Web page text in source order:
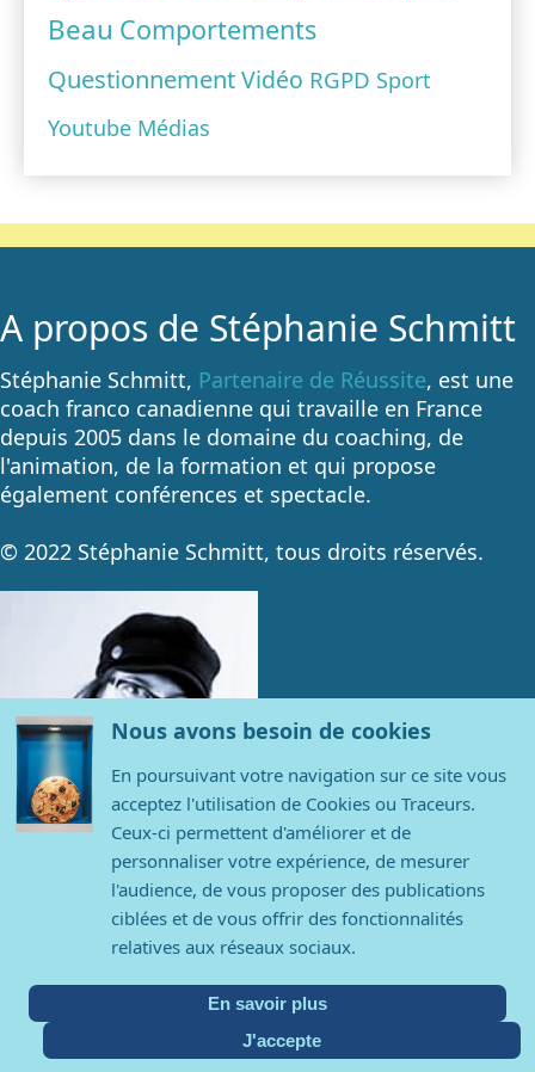
Beau Comportements
QuestionnementVidéo RGPD Sport
Youtube Médias
A propos de Stéphanie Schmitt
Stéphanie Schmitt, Partenaire de Réussite, est une
coach franco canadienne qui travaille en France
depuis 2005 dans le domaine du coaching, de
l'animation, de la formation et qui propose
également conférences et spectacle.
© 2022 Stéphanie Schmitt, tous droits réservés.
Contact
Stéphanie Schmitt
contact@stephanieschmitt.com
Nous avons besoin de cookies
En poursuivant votre navigation sur ce site vous
acceptez l'utilisation de Cookies ou Traceurs.
Ceux-ci permettent d'améliorer et de
personnaliser votre expérience, de mesurer
l'audience, de vous proposer des publications
ciblées et de vous offrir des fonctionnalités
relatives aux réseaux sociaux.
En savoir plus
J'accepte